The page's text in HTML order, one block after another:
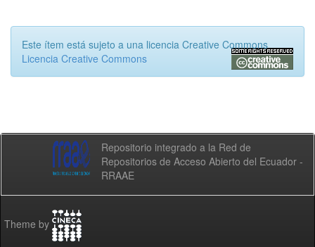
Este ítem está sujeto a una licencia Creative Commons
Licencia Creative Commons
Repositorio integrado a la Red de
Repositorios de Acceso Abierto del Ecuador -
RRAAE
Theme by